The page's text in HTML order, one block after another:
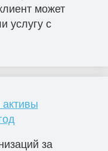
может
услугу с
за